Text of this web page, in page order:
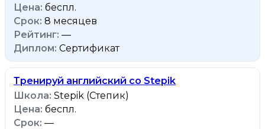
беспл.
8 месяцев
—
Сертификат
Тренируй английский со Stepik
Stepik (Степик)
беспл.
—